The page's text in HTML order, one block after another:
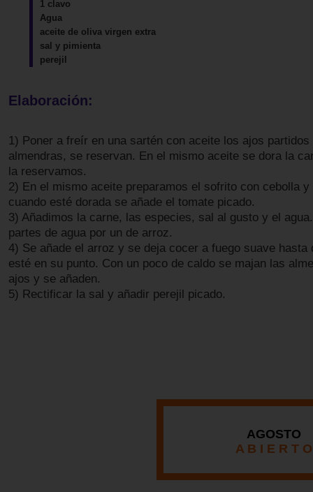
1 clavo
Agua
aceite de oliva virgen extra
sal y pimienta
perejil
Elaboración:
1) Poner a freír en una sartén con aceite los ajos
almendras, se reservan. En el mismo aceite se dora la
la reservamos.
2) En el mismo aceite preparamos el sofrito con cebolla y
cuando esté dorada se añade el tomate picado.
3) Añadimos la carne, las especies, sal al gusto y el
partes de agua por un de arroz.
4) Se añade el arroz y se deja cocer a fuego suave hasta
esté en su punto. Con un poco de caldo se majan las
ajos y se añaden.
5) Rectificar la sal y añadir perejil picado.
AGOSTO
A B I E R T O